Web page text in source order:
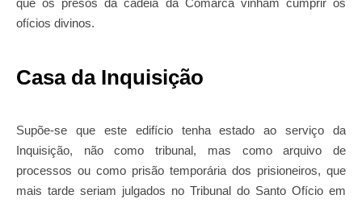
que os presos da cadeia da Comarca vinham cumprir os
ofícios divinos.
Casa da Inquisição
Supõe-se que este edifício tenha estado ao serviço da
Inquisição, não como tribunal, mas como arquivo de
processos ou como prisão temporária dos prisioneiros, que
mais tarde seriam julgados no Tribunal do Santo Ofício em